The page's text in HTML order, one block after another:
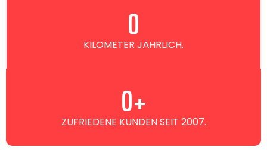
KILOMETER JÄHRLICH.
0
ZUFRIEDENE KUNDEN SEIT 2007.
0+